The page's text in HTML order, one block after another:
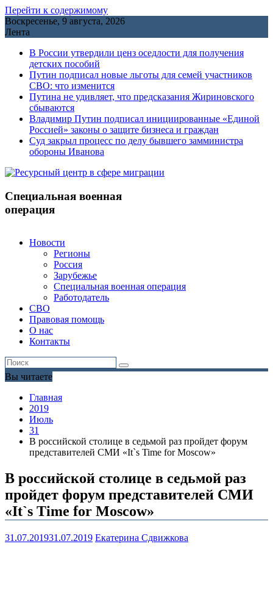
Перейти к содержимому
Воскресенье, 9 августа, 2026
Лента
В России утвердили ценз оседлости для получения
детских пособий
Путин подписал новые льготы для семей участников
СВО: что изменится
Путина не удивляет, что предсказания Жириновского
сбываются
Владимир Путин подписал инициированные «Единой
Россией» законы о защите бизнеса и граждан
Cуд закрыл процесс по делу бывшего замминистра
обороны Иванова
Специальная военная
операция
Новости
Регионы
Россия
Зарубежье
Специальная военная операция
Работодатель
СВО
Правовая помощь
О нас
Контакты
Вы читаете
Главная
2019
Июль
31
В российской столице в седьмой раз пройдет форум
представителей СМИ «It`s Time for Moscow»
В российской столице в седьмой раз
пройдет форум представителей СМИ
«It`s Time for Moscow»
31.07.201931.07.2019 Екатерина Сдвижкова